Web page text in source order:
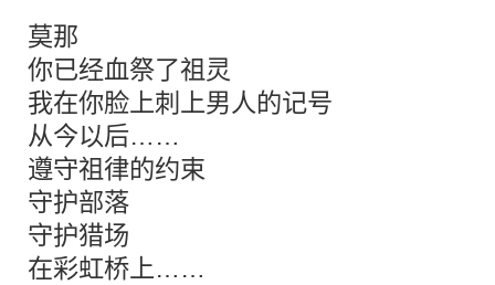
莫那
你已经血祭了祖灵
我在你脸上刺上男人的记号
从今以后……
遵守祖律的约束
守护部落
守护猎场
在彩虹桥上……